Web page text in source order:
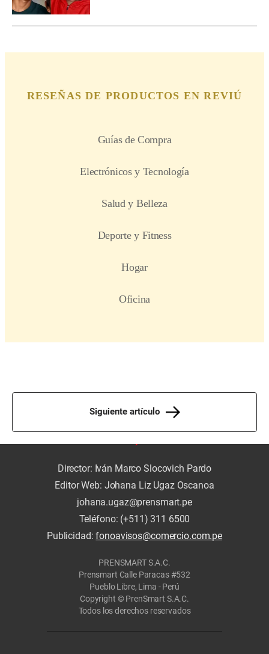
Siguiente artículo
Director: Iván Marco Slocovich Pardo
Editor Web: Johana Liz Ugaz Oscanoa
johana.ugaz@prensmart.pe
Teléfono: (+511) 311 6500
Publicidad:fonoavisos@comercio.com.pe
PRENSMART S.A.C.
Prensmart Calle Paracas #532
Pueblo Libre, Lima - Perú
Copyright © PrenSmart S.A.C.
Todos los derechos reservados